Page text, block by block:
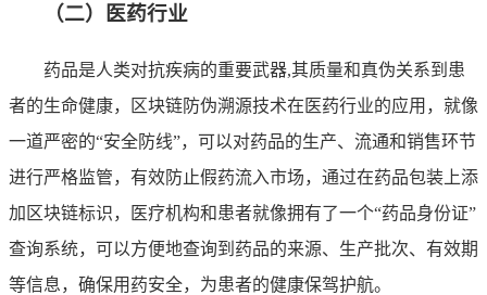
（二）医药行业
药品是人类对抗疾病的重要武器,其质量和真伪关系到患
者的生命健康，区块链防伪溯源技术在医药行业的应用，就像
一道严密的“安全防线”，可以对药品的生产、流通和销售环节
进行严格监管，有效防止假药流入市场，通过在药品包装上添
加区块链标识，医疗机构和患者就像拥有了一个“药品身份证”
查询系统，可以方便地查询到药品的来源、生产批次、有效期
等信息，确保用药安全，为患者的健康保驾护航。